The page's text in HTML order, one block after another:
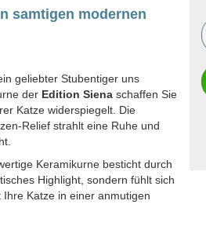
samtigen modernen
geliebter Stubentiger uns
der Edition Siena schaffen Sie
Katze widerspiegelt. Die
Relief strahlt eine Ruhe und
Keramikurne besticht durch
Highlight, sondern fühlt sich
Katze in einer anmutigen